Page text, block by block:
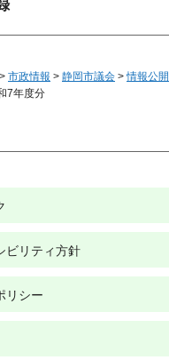
> 市政情報 > 静岡市議会 >情報公開
7年度分
ビリティ方針
リシー